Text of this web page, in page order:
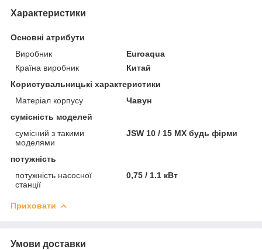
Характеристики
Основні атрибути
Виробник
Euroaqua
Країна виробник
Китай
Користувальницькі характеристики
Матеріал корпусу
Чавун
сумісність моделей
сумісний з такими
моделями
JSW 10 / 15 MX будь фірми
потужність
потужність насосної
станції
0,75 / 1.1 кВт
Приховати
Умови доставки